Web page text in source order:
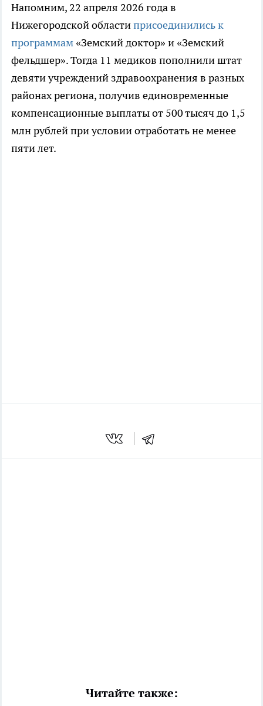
Напомним, 22 апреля 2026 года в
Нижегородской областиприсоединились к
программам «Земский доктор» и «Земский
фельдшер». Тогда 11 медиков пополнили штат
девяти учреждений здравоохранения в разных
районах региона, получив единовременные
компенсационные выплаты от 500 тысяч до 1,5
млн рублей при условии отработать не менее
пяти лет.
Читайте также: